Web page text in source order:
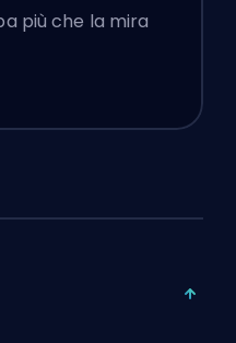
più che la mira